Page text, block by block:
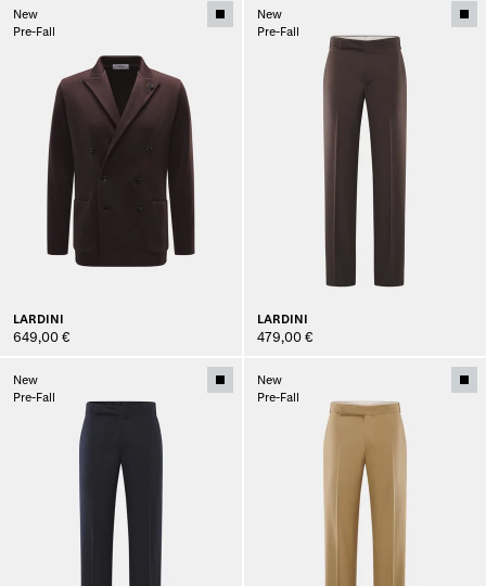
New
Pre-Fall
LARDINI
649,00 €
New
Pre-Fall
LARDINI
479,00 €
New
Pre-Fall
New
Pre-Fall